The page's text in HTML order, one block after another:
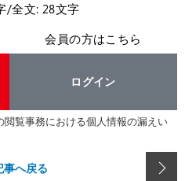
/全文: 28文字
会員の方はこちら
ログイン
覧事務における個人情報の漏えい
事へ戻る